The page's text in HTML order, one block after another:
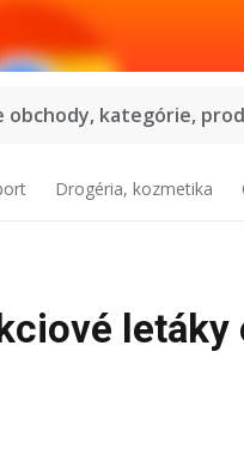
obchody, kategórie,
Drogéria, kozmetika
letáky